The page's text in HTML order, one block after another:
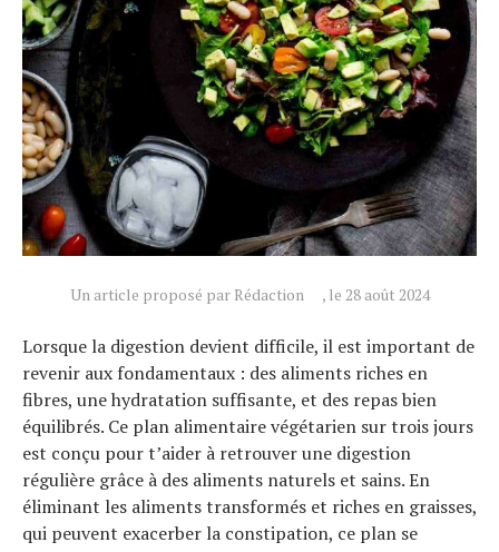
Un article proposé par Rédaction , le 28 août 2024
Lorsque la digestion devient difficile, il est important de
revenir aux fondamentaux : des aliments riches en
fibres, une hydratation suffisante, et des repas bien
équilibrés. Ce plan alimentaire végétarien sur trois jours
est conçu pour t’aider à retrouver une digestion
régulière grâce à des aliments naturels et sains. En
éliminant les aliments transformés et riches en graisses,
qui peuvent exacerber la constipation, ce plan se